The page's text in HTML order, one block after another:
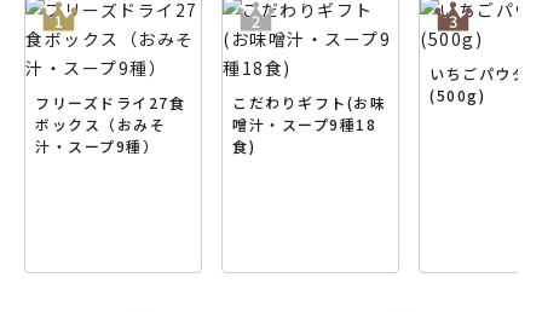
フリーズドライ27食
ボックス（おみそ
汁・スープ9種）
こだわりギフト(お味
噌汁・スープ9種18
食)
いちごパウダ
(500g)